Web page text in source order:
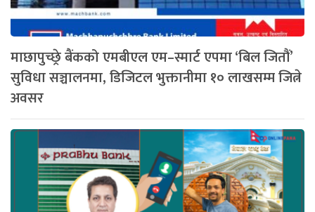
माछापुच्छ्रे बैंकको एमबीएल एम–स्मार्ट एपमा ‘बिल जितौं’
सुविधा सञ्चालनमा, डिजिटल भुक्तानीमा १० लाखसम्म जित्ने
अवसर